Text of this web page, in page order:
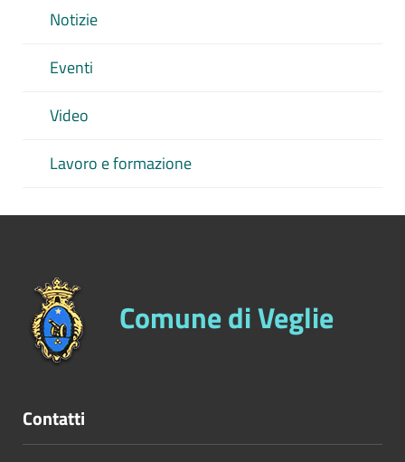
Notizie
Eventi
Video
Lavoro e formazione
Comune di Veglie
Contatti